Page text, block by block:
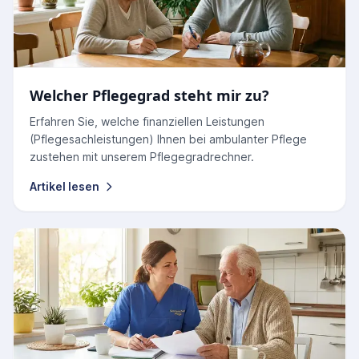
Welcher Pflegegrad steht mir zu?
Erfahren Sie, welche finanziellen Leistungen
(Pflegesachleistungen) Ihnen bei ambulanter Pflege
zustehen mit unserem Pflegegradrechner.
Artikel lesen